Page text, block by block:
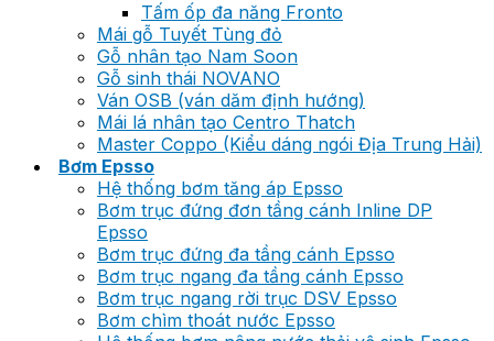
Tấm ốp đa năng Fronto
Mái gỗ Tuyết Tùng đỏ
Gỗ nhân tạo Nam Soon
Gỗ sinh thái NOVANO
Ván OSB (ván dăm định hướng)
Mái lá nhân tạo Centro Thatch
Master Coppo (Kiểu dáng ngói Địa Trung Hải)
Bơm Epsso
Hệ thống bơm tăng áp Epsso
Bơm trục đứng đơn tầng cánh Inline DP
Epsso
Bơm trục đứng đa tầng cánh Epsso
Bơm trục ngang đa tầng cánh Epsso
Bơm trục ngang rời trục DSV Epsso
Bơm chìm thoát nước Epsso